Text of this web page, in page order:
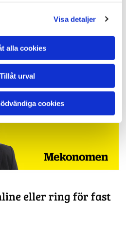
Visa detaljer
alla cookies
Tillåt urval
cookies
eller ring för fast